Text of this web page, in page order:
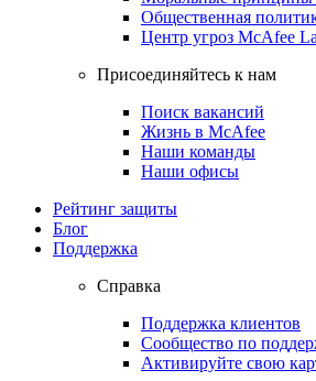
Общественная
Центр угроз McAfee
Присоединяйтесь к нам
Поиск вакансий
Жизнь в McAfee
Наши команды
Наши офисы
Рейтинг защиты
Блог
Поддержка
Справка
Поддержка клиентов
Сообщество по
Активируйте свою